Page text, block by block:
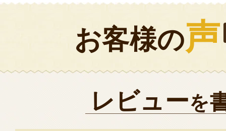
お客様の声
レビューを